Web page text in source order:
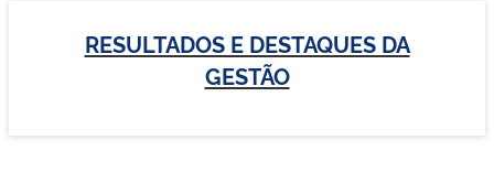
RESULTADOS E DESTAQUES DA
GESTÃO